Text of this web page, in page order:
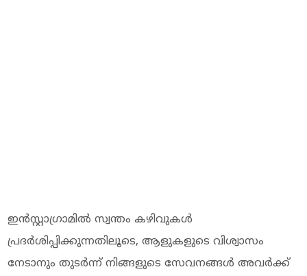
ഇന്‍സ്റ്റാഗ്രാമില്‍ സ്വന്തം കഴിവുകള്‍
പ്രദര്‍ശിപ്പിക്കുന്നതിലൂടെ, ആളുകളുടെ വിശ്വാസം
നേടാനും തുടര്‍ന്ന് നിങ്ങളുടെ സേവനങ്ങള്‍ അവര്‍ക്ക്